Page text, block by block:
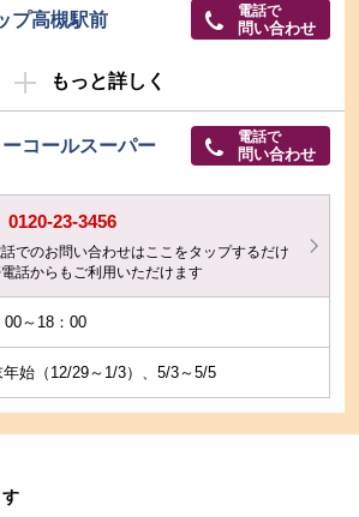
プ高槻駅前 電話で
問い合わせ
もっと詳しく
コールスーパー 電話で
問い合わせ
0120-23-3456
でのお問い合わせはここをタップするだけ
話からもご利用いただけます
00～18：00
年始（12/29～1/3）、5/3～5/5